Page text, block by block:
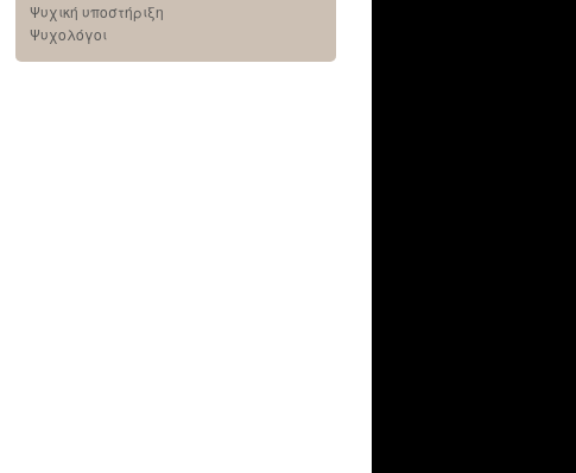
Ψυχική υποστήριξη
Ψυχολόγοι